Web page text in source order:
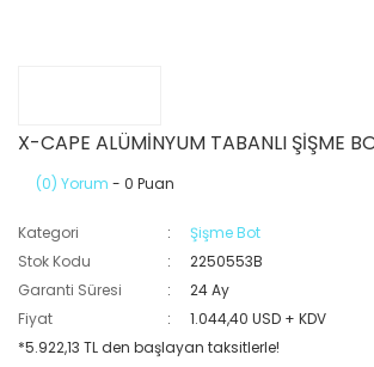
X-CAPE ALÜMİNYUM TABANLI ŞİŞME
(0) Yorum - 0 Puan
Kategori
Şişme Bot
Stok Kodu
2250553B
Garanti Süresi
24 Ay
Fiyat
1.044,40 USD + KDV
*5.922,13 TL den başlayan taksitlerle!